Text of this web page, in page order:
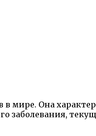
мире. Она
заболевания,